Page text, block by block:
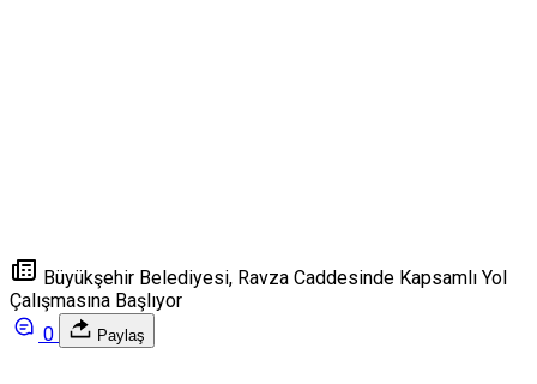
Büyükşehir Belediyesi, Ravza Caddesinde Kapsamlı Yol
Çalışmasına Başlıyor
0
Paylaş